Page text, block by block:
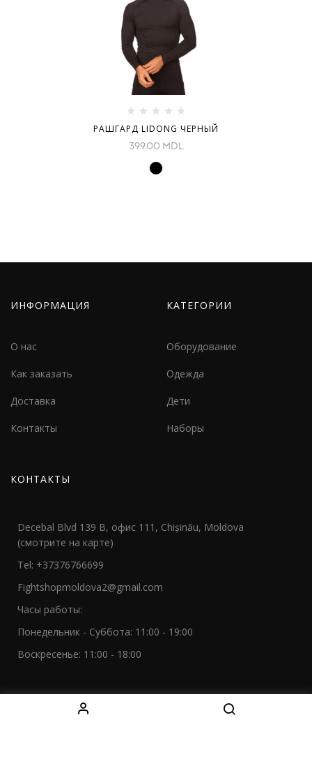
РАШГАРД LIDONG ЧЕРНЫЙ
399.00 MDL
ИНФОРМАЦИЯ
О нас
Как заказать
Доставка
Контакты
КАТЕГОРИИ
Оборудование
Одежда
Дети
Наборы
КОНТАКТЫ
Decebal Blvd 139 B, офис 111, Chișinău, Moldova
(смотрите на карте)
Tel: +37376766699
Fightshopmoldova2@gmail.com
Часы работы:
Понедельник - Суббота: 11:00 - 19:00
Воскресенье: 11:00 - 18:00
МЫ В СОЦСЕТЯХ